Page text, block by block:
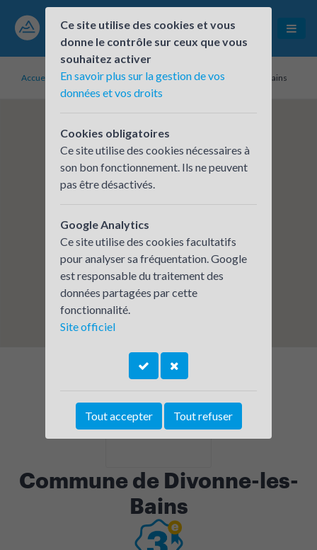
Accueil Établissements inscrits Commune de Divonne-les-Bains
Commune de Divonne-les-
Bains
Ce site utilise des cookies et vous
donne le contrôle sur ceux que vous
souhaitez activer
En savoir plus sur la gestion de vos
données et vos droits
Cookies obligatoires
Ce site utilise des cookies nécessaires à
son bon fonctionnement. Ils ne peuvent
pas être désactivés.
Google Analytics
Ce site utilise des cookies facultatifs
pour analyser sa fréquentation. Google
est responsable du traitement des
données partagées par cette
fonctionnalité.
Site officiel
Tout accepter Tout refuser